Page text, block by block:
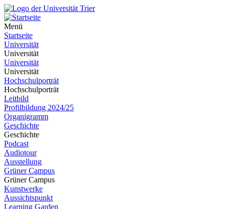
Menü
Startseite
Universität
Universität
Universität
Universität
Hochschulporträt
Hochschulporträt
Leitbild
Profilbildung 2024/25
Organigramm
Geschichte
Geschichte
Podcast
Audiotour
Ausstellung
Grüner Campus
Grüner Campus
Kunstwerke
Aussichtspunkt
Learning Garden